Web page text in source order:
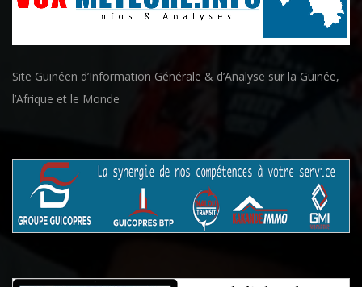
Site Guinéen d’Information Générale & d’Analyse sur la Guinée,
l’Afrique et le Monde